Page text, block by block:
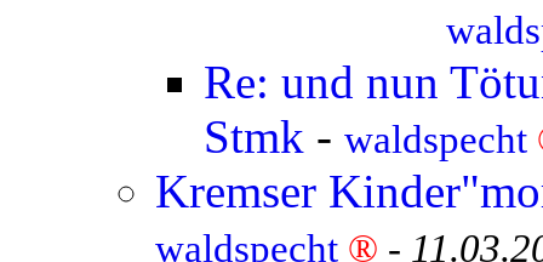
Re: und nun
Stmk - waldspecht
Kremser
waldspecht ® -